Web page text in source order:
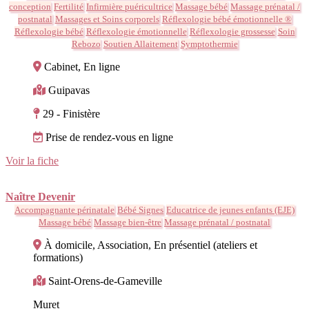
conception Fertilité Infirmière puéricultrice Massage bébé Massage prénatal /
postnatal Massages et Soins corporels Réflexologie bébé émotionnelle ®
Réflexologie bébé Réflexologie émotionnelle Réflexologie grossesse Soin
Rebozo Soutien Allaitement Symptothermie
Cabinet, En ligne
Guipavas
29 - Finistère
Prise de rendez-vous en ligne
Voir la fiche
Naître Devenir
Accompagnante périnatale Bébé Signes Educatrice de jeunes enfants (EJE)
Massage bébé Massage bien-être Massage prénatal / postnatal
À domicile, Association, En présentiel (ateliers et
formations)
Saint-Orens-de-Gameville
Muret